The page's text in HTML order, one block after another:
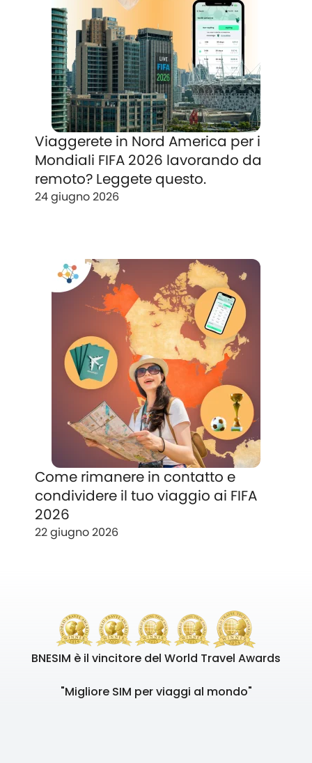
Viaggerete in Nord America per i
Mondiali FIFA 2026 lavorando da
remoto? Leggete questo.
24 giugno 2026
Come rimanere in contatto e
condividere il tuo viaggio ai FIFA
2026
22 giugno 2026
BNESIM è il vincitore del World Travel Awards
"Migliore SIM per viaggi al mondo"